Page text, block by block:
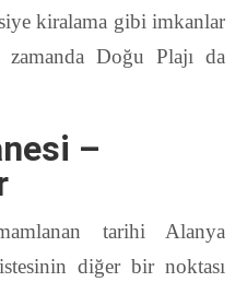
kiralama gibi imkanlar
Doğu Plajı da
–
tarihi Alanya
diğer bir noktası